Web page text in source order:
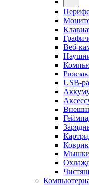
Веб-
USB-
Мышки